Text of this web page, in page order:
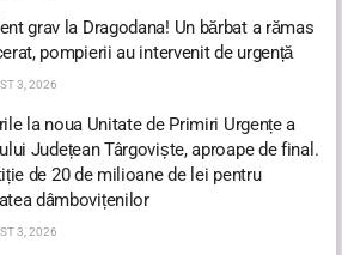
grav la Dragodana! Un bărbat a rămas
pompierii au intervenit de urgență
3, 2026
la noua Unitate de Primiri Urgențe a
Județean Târgoviște, aproape de final.
de 20 de milioane de lei pentru
dâmbovițenilor
3, 2026